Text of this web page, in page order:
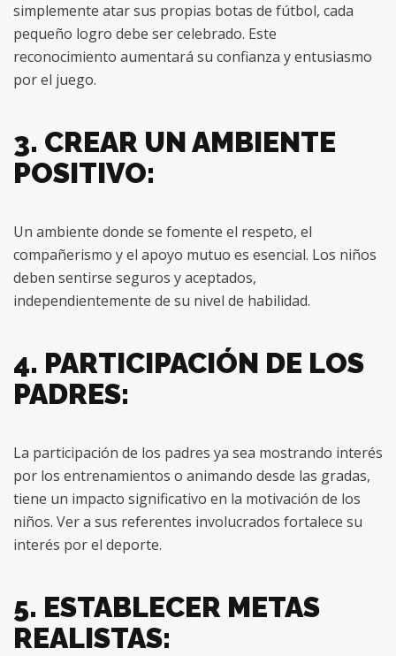
simplemente atar sus propias botas de fútbol, cada
pequeño logro debe ser celebrado. Este
reconocimiento aumentará su confianza y entusiasmo
por el juego.
3. CREAR UN AMBIENTE
POSITIVO:
Un ambiente donde se fomente el respeto, el
compañerismo y el apoyo mutuo es esencial. Los niños
deben sentirse seguros y aceptados,
independientemente de su nivel de habilidad.
4. PARTICIPACIÓN DE LOS
PADRES:
La participación de los padres ya sea mostrando interés
por los entrenamientos o animando desde las gradas,
tiene un impacto significativo en la motivación de los
niños. Ver a sus referentes involucrados fortalece su
interés por el deporte.
5. ESTABLECER METAS
REALISTAS: